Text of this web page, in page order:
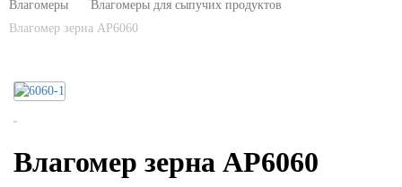
Влагомеры
Влагомеры для сыпучих продуктов
Влагомер зерна AP6060
Влагомер зерна AP6060